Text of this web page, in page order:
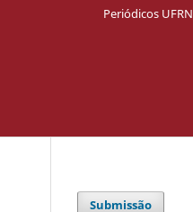
Periódicos UFRN
Submissão